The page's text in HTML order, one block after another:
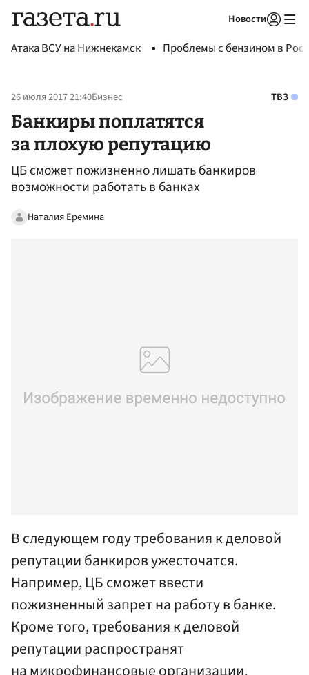
Новости
Атака ВСУ на Нижнекамск Проблемы с бензином в
26 июля 2017 21:40Бизнес ТВЗ
Банкиры поплатятся
за плохую репутацию
ЦБ сможет пожизненно лишать банкиров
возможности работать в банках
Наталия Еремина
В следующем году требования к деловой
репутации банкиров ужесточатся.
Например, ЦБ сможет ввести
пожизненный запрет на работу в банке.
Кроме того, требования к деловой
репутации распространят